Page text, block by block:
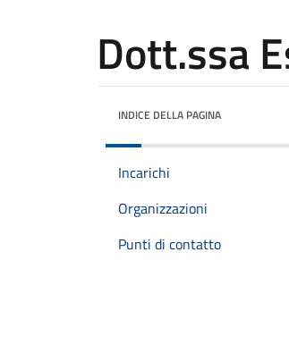
Dott.ssa
INDICE DELLA PAGINA
Incarichi
Organizzazioni
Punti di contatto